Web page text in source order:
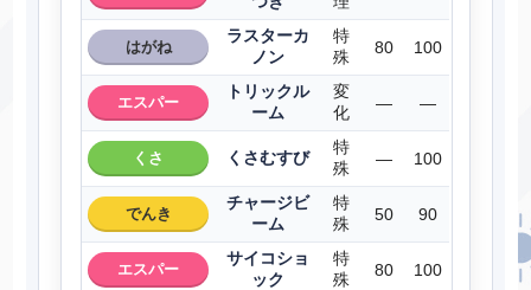
はがね
ラスターカ
ノン
特
殊
80 100
エスパー
トリックル
ーム
変
化
― ―
くさ くさむすび
特
殊
― 100
でんき
チャージビ
ーム
特
殊
50 90
エスパー
サイコショ
ック
特
殊
80 100